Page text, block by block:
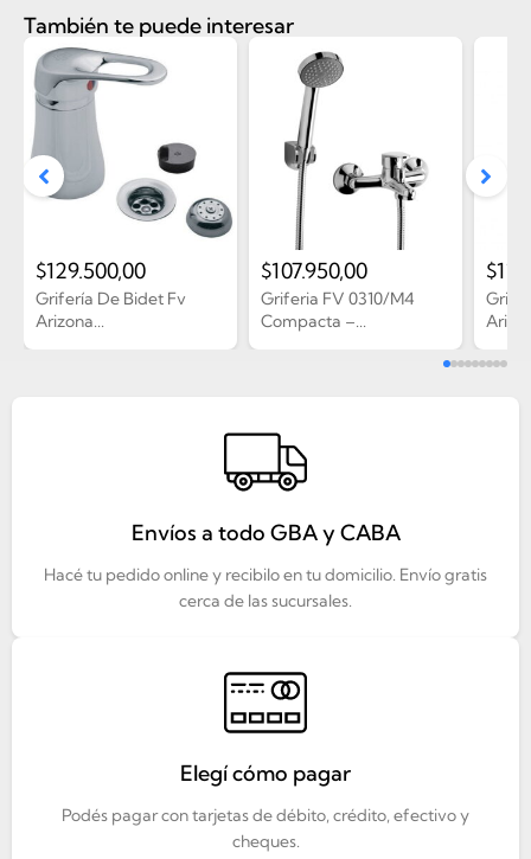
También te puede interesar
Grifería De Bidet Fv
Arizona...
$129.500,00
Griferia FV 0310/M4
Compacta –...
$107.950,00 $
Envíos a todo GBA y CABA
Hacé tu pedido online y recibilo en tu domicilio. Envío gratis
cerca de las sucursales.
Elegí cómo pagar
Podés pagar con tarjetas de débito, crédito, efectivo y
cheques.